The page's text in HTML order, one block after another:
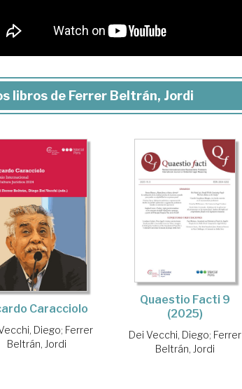
libros de Ferrer Beltrán, Jordi
Caracciolo
Diego; Ferrer
Beltrán, Jordi
Quaestio Facti 9
(2025)
Dei Vecchi, Diego; Ferrer
Beltrán, Jordi